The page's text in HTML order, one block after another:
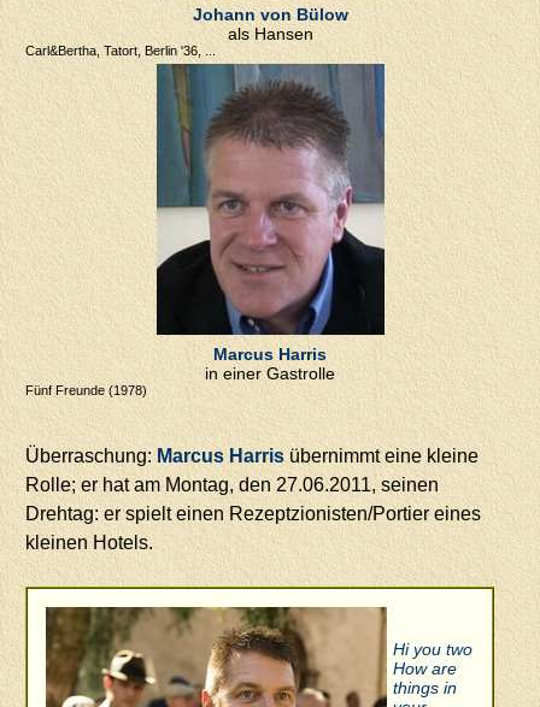
Johann von Bülow
als Hansen
Carl&Bertha, Tatort, Berlin '36, ...
Marcus Harris
in einer Gastrolle
Fünf Freunde (1978)
Überraschung:Marcus Harrisübernimmt eine kleine
Rolle; er hat am Montag, den 27.06.2011, seinen
Drehtag: er spielt einen Rezeptzionisten/Portier eines
kleinen Hotels.
Hi you two
How are
things in